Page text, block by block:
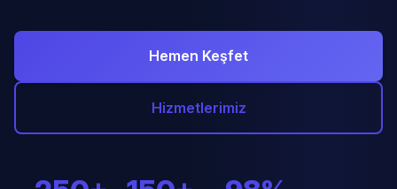
Hemen Keşfet
Hizmetlerimiz